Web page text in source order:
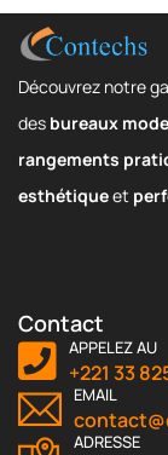
Découvrez notre
des bureaux
rangements
esthétiqueet
Contact
APPELEZ AU
+221 33
EMAIL
ADRESSE